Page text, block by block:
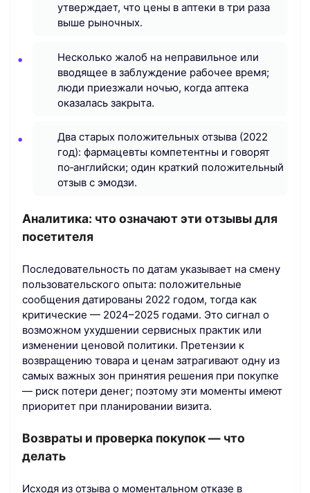
утверждает, что цены в аптеки в три раза
выше рыночных.
Несколько жалоб на неправильное или
вводящее в заблуждение рабочее время;
люди приезжали ночью, когда аптека
оказалась закрыта.
Два старых положительных отзыва (2022
год): фармацевты компетентны и говорят
по‑английски; один краткий положительный
отзыв с эмодзи.
Аналитика: что означают эти отзывы для
посетителя
Последовательность по датам указывает на смену
пользовательского опыта: положительные
сообщения датированы 2022 годом, тогда как
критические — 2024–2025 годами. Это сигнал о
возможном ухудшении сервисных практик или
изменении ценовой политики. Претензии к
возвращению товара и ценам затрагивают одну из
самых важных зон принятия решения при покупке
— риск потери денег; поэтому эти моменты имеют
приоритет при планировании визита.
Возвраты и проверка покупок — что
делать
Исходя из отзыва о моментальном отказе в